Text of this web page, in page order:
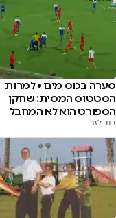
סערה בכוס מים • למרות
הסטטוס המסית: שחקן
הספורט הוא לא המחבל
דוד לזר